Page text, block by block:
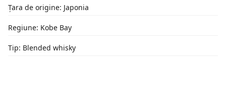
Țara de origine: Japonia
Regiune: Kobe Bay
Tip: Blended whisky